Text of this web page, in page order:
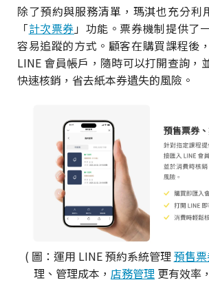
除了預約與服務清單，瑪淇也充分利
「計次票券 」功能。票券機制提供了
容易追蹤的方式。顧客在購買課程後
LINE 會員帳戶，隨時可以打開查詢，
快速核銷，省去紙本券遺失的風險。
( 圖：運用 LINE 預約系統管理 預售
理、管理成本， 店務管理 更有效率